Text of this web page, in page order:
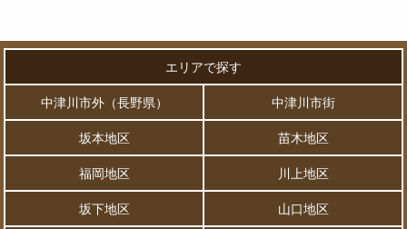
エリアで探す
中津川市外（長野県） 中津川市街
坂本地区 苗木地区
福岡地区 川上地区
坂下地区 山口地区